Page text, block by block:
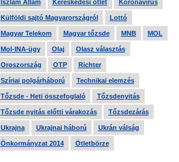
Iszlám Állam Kereskedési ötlet Koronavírus
Külföldi sajtó Magyarországról Lottó
Magyar Telekom Magyar tőzsde MNB MOL
Mol-INA-ügy Olaj Olasz választás
Oroszország OTP Richter
Szíriai polgárháború Technikai elemzés
Tőzsde - Heti összefoglaló Tőzsdenyitás
Tőzsde nyitás előtti várakozás Tőzsdezárás
Ukrajna Ukrajnai háború Ukrán válság
Önkormányzat 2014 Ötletbörze